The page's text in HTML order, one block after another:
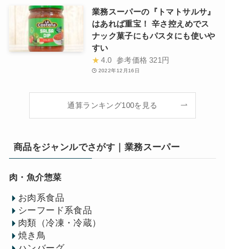
業務スーパーの『トマトサルサ』
はあれば重宝！ 辛さ控えめでス
ナック菓子にもパスタにも使いや
すい
★ 4.0 参考価格 321円
2022年12月16日
通算ランキング100を見る
商品をジャンルでさがす｜業務スーパー
肉・魚介惣菜
お肉系食品
シーフード系食品
肉類（冷凍・冷蔵）
焼き鳥